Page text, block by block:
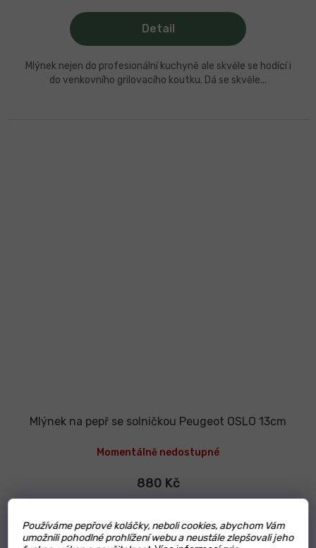
Používáme pepřové koláčky, neboli cookies, abychom Vám
umožnili pohodlné prohlížení webu a neustále zlepšovali jeho
Detail
Mlýnek nejen do profesionální kuchyně ale skvěle se hodící i
do venkovního grilovacího koutku. Dá se skvěle...
Mlýnek na pepř se solničkou Peugeot OSLO 13cm
Momentálně nedostupné
880 Kč
Detail